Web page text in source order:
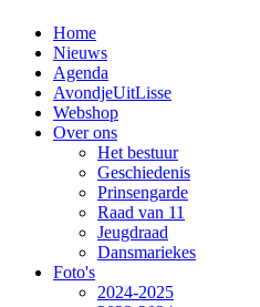
Home
Nieuws
Agenda
AvondjeUitLisse
Webshop
Over ons
Het bestuur
Geschiedenis
Prinsengarde
Raad van 11
Jeugdraad
Dansmariekes
Foto's
2024-2025